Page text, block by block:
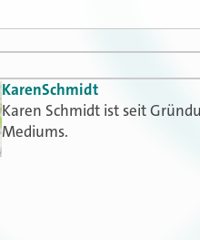
KarenSchmidt
Karen Schmidt ist seit
Mediums.